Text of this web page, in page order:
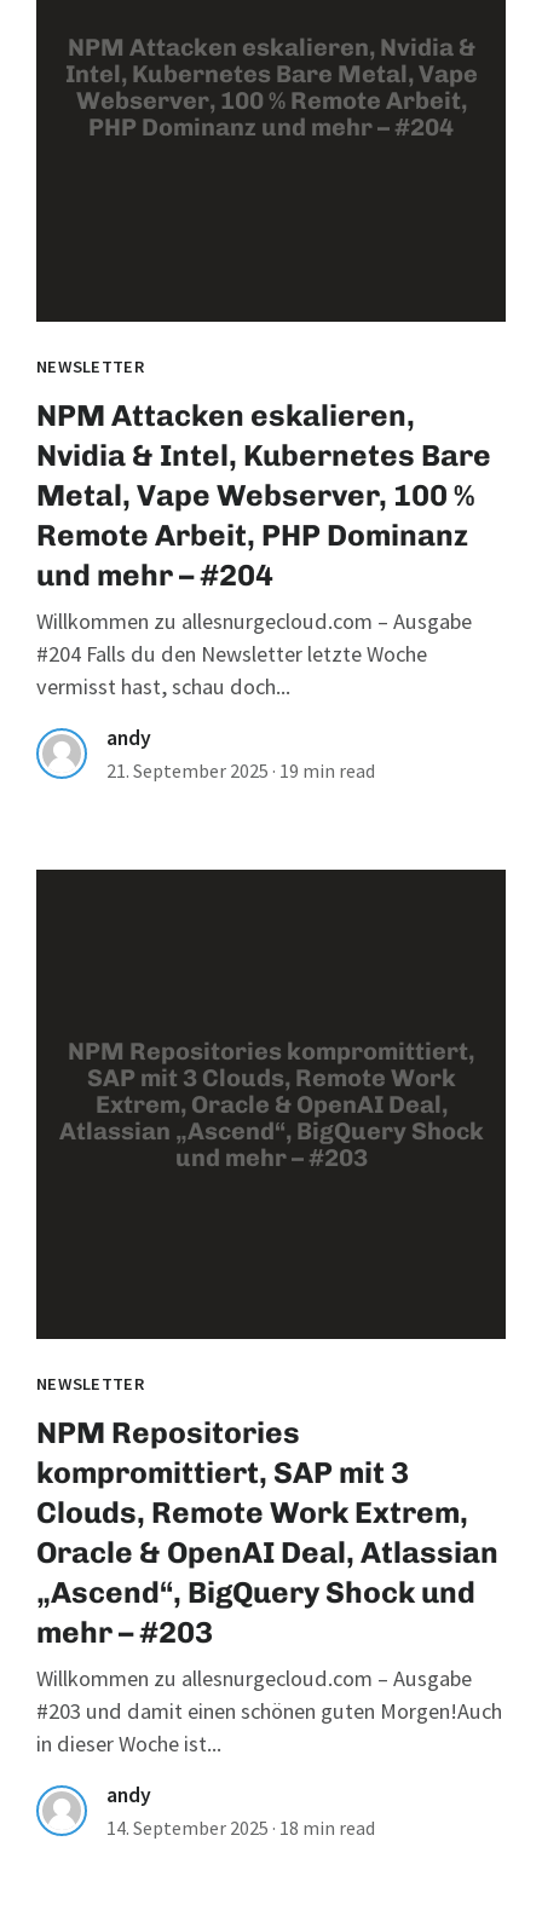
NPM Attacken eskalieren, Nvidia &
Intel, Kubernetes Bare Metal, Vape
Webserver, 100 % Remote Arbeit,
PHP Dominanz und mehr – #204
NEWSLETTER
NPM Attacken eskalieren,
Nvidia & Intel, Kubernetes Bare
Metal, Vape Webserver, 100 %
Remote Arbeit, PHP Dominanz
und mehr – #204
Willkommen zu allesnurgecloud.com – Ausgabe
#204 Falls du den Newsletter letzte Woche
vermisst hast, schau doch...
andy
21. September 2025 · 19 min read
NPM Repositories kompromittiert,
SAP mit 3 Clouds, Remote Work
Extrem, Oracle & OpenAI Deal,
Atlassian „Ascend“, BigQuery Shock
und mehr – #203
NEWSLETTER
NPM Repositories
kompromittiert, SAP mit 3
Clouds, Remote Work Extrem,
Oracle & OpenAI Deal, Atlassian
„Ascend“, BigQuery Shock und
mehr – #203
Willkommen zu allesnurgecloud.com – Ausgabe
#203 und damit einen schönen guten Morgen!Auch
in dieser Woche ist...
andy
14. September 2025 · 18 min read